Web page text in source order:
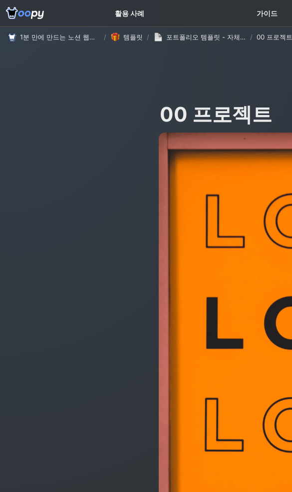
활용 사례 가이드
1분 만에 만드는 노션 웹사이트, 우피! / 템플릿 / 포트폴리오 템플릿 - 자체 제작 #1 (with Oopy) / 00 프로젝트
고객 가이드 꿀팁 TOP5
00 프로젝트